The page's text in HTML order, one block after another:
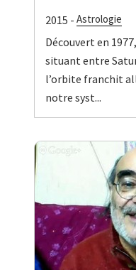
2015 - Astrologie
Découvert en
situant entre
l’orbite franchit
notre syst...